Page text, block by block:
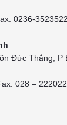
0236-3523522
Đức Thắng, P
028 –